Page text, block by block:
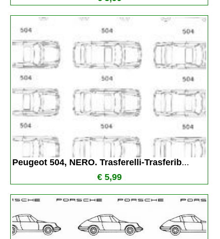
Peugeot 504, NERO. Trasferelli-Trasferib...
€ 5,99